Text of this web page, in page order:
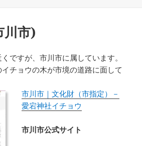
ー川市)
ですが、市川市に属しています。
チョウの木が市境の道路に面して
市川市｜文化財（市指定）－
愛宕神社イチョウ
市川市公式サイト